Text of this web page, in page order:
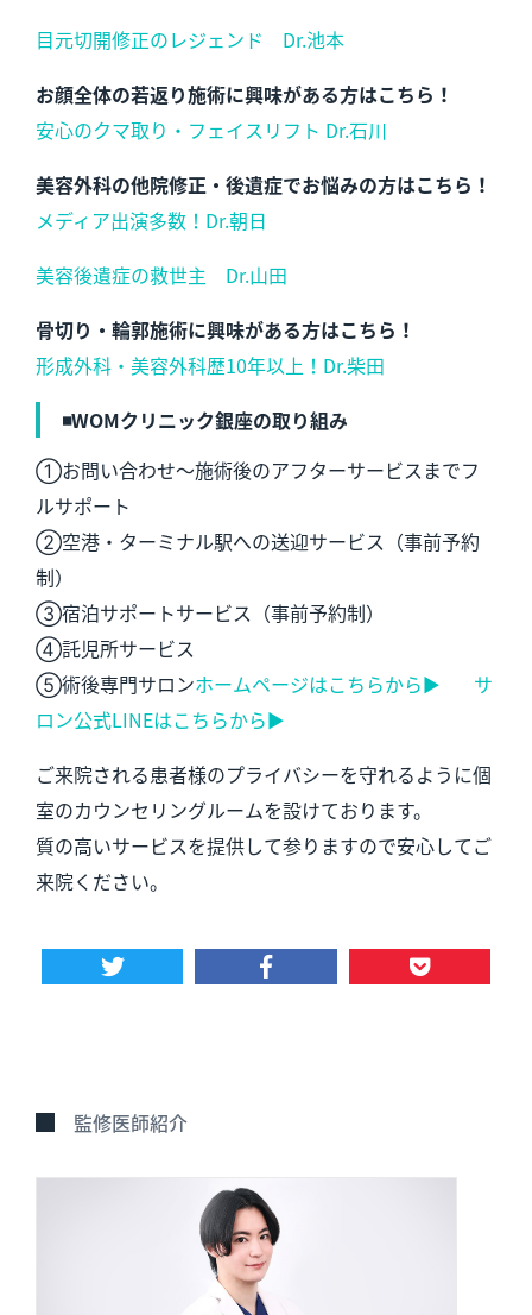
目元切開修正のレジェンド Dr.池本
お顔全体の若返り施術に興味がある方はこちら！
安心のクマ取り・フェイスリフト Dr.石川
美容外科の他院修正・後遺症でお悩みの方はこちら！
メディア出演多数！Dr.朝日
美容後遺症の救世主 Dr.山田
骨切り・輪郭施術に興味がある方はこちら！
形成外科・美容外科歴10年以上！Dr.柴田
◾️WOMクリニック銀座の取り組み
①お問い合わせ～施術後のアフターサービスまでフ
ルサポート
②空港・ターミナル駅への送迎サービス（事前予約
制）
③宿泊サポートサービス（事前予約制）
④託児所サービス
⑤術後専門サロンホームページはこちらから▶︎ サ
ロン公式LINEはこちらから▶︎
ご来院される患者様のプライバシーを守れるように個
室のカウンセリングルームを設けております。
質の高いサービスを提供して参りますので安心してご
来院ください。
監修医師紹介